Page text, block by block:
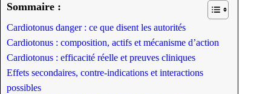
Sommaire :
Cardiotonus danger : ce que disent les autorités
Cardiotonus : composition, actifs et mécanisme d’action
Cardiotonus : efficacité réelle et preuves cliniques
Effets secondaires, contre-indications et interactions
possibles